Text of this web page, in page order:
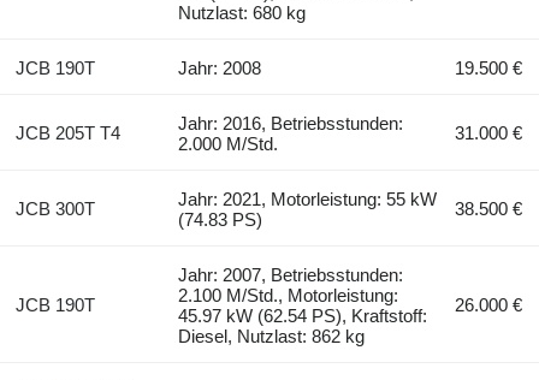
Nutzlast: 680 kg
JCB 190T Jahr: 2008 19.500 €
JCB 205T T4
Jahr: 2016, Betriebsstunden:
2.000 M/Std.
31.000 €
JCB 300T
Jahr: 2021, Motorleistung: 55 kW
(74.83 PS)
38.500 €
JCB 190T
Jahr: 2007, Betriebsstunden:
2.100 M/Std., Motorleistung:
45.97 kW (62.54 PS), Kraftstoff:
Diesel, Nutzlast: 862 kg
26.000 €